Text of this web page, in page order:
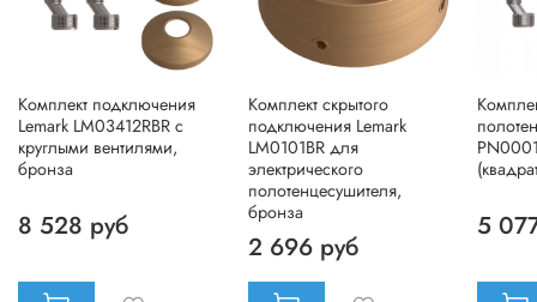
Комплект подключения
Lemark LM03412RBR с
круглыми вентилями,
бронза
8 528 руб
Комплект скрытого
подключения Lemark
LM0101BR для
электрического
полотенцесушителя,
бронза
2 696 руб
5